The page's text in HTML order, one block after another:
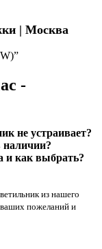
| Москва
-
не устраивает?
наличии?
и как выбрать?
из нашего
пожеланий и